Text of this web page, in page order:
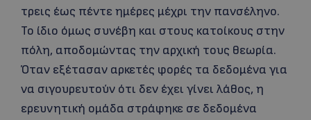
τρεις έως πέντε ημέρες μέχρι την πανσέληνο.
Το ίδιο όμως συνέβη και στους κατοίκους στην
πόλη, αποδομώντας την αρχική τους θεωρία.
Όταν εξέτασαν αρκετές φορές τα δεδομένα για
να σιγουρευτούν ότι δεν έχει γίνει λάθος, η
ερευνητική ομάδα στράφηκε σε δεδομένα